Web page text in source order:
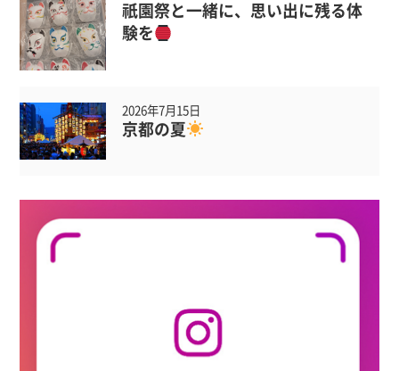
祇園祭と一緒に、思い出に残る体
験を
2026年7月15日
京都の夏